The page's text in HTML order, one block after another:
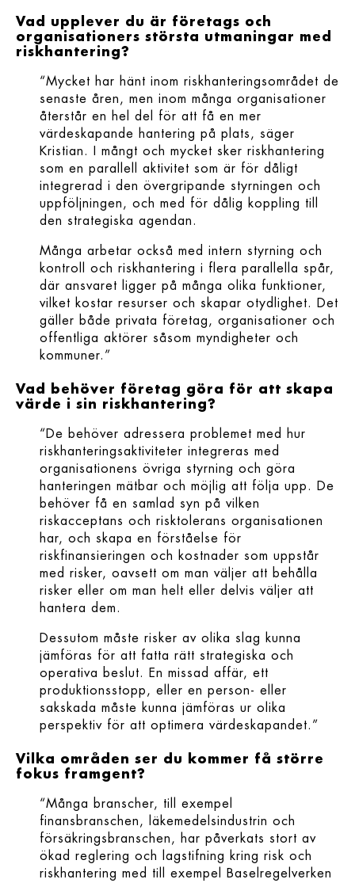
Vad upplever du är företags och
organisationers största utmaningar med
riskhantering?
“Mycket har hänt inom riskhanteringsområdet de
senaste åren, men inom många organisationer
återstår en hel del för att få en mer
värdeskapande hantering på plats, säger
Kristian. I mångt och mycket sker riskhantering
som en parallell aktivitet som är för dåligt
integrerad i den övergripande styrningen och
uppföljningen, och med för dålig koppling till
den strategiska agendan.
Många arbetar också med intern styrning och
kontroll och riskhantering i flera parallella spår,
där ansvaret ligger på många olika funktioner,
vilket kostar resurser och skapar otydlighet. Det
gäller både privata företag, organisationer och
offentliga aktörer såsom myndigheter och
kommuner.”
Vad behöver företag göra för att skapa
värde i sin riskhantering?
“De behöver adressera problemet med hur
riskhanteringsaktiviteter integreras med
organisationens övriga styrning och göra
hanteringen mätbar och möjlig att följa upp. De
behöver få en samlad syn på vilken
riskacceptans och risktolerans organisationen
har, och skapa en förståelse för
riskfinansieringen och kostnader som uppstår
med risker, oavsett om man väljer att behålla
risker eller om man helt eller delvis väljer att
hantera dem.
Dessutom måste risker av olika slag kunna
jämföras för att fatta rätt strategiska och
operativa beslut. En missad affär, ett
produktionsstopp, eller en person- eller
sakskada måste kunna jämföras ur olika
perspektiv för att optimera värdeskapandet.”
Vilka områden ser du kommer få större
fokus framgent?
“Många branscher, till exempel
finansbranschen, läkemedelsindustrin och
försäkringsbranschen, har påverkats stort av
ökad reglering och lagstifning kring risk och
riskhantering med till exempel Baselregelverken